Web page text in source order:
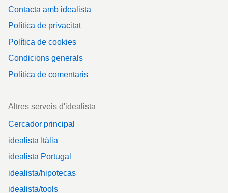
Contacta amb idealista
Política de privacitat
Política de cookies
Condicions generals
Política de comentaris
Altres serveis d'idealista
Cercador principal
idealista Itàlia
idealista Portugal
idealista/hipotecas
idealista/tools